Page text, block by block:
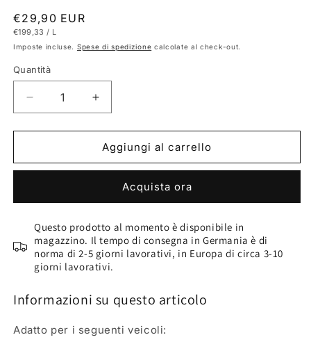
Prezzo
di
listino
€29,90 EUR
PREZZO
€199,33 / PER
L
Imposte incluse. Spese di spedizione calcolate al check-out.
Quantità
Diminuisci
quantità
per
COLOR
la
e
per
l’abitacolo
ml)
Mercedes
orion
Aumenta
quantità
per
VLC-
COLOR
la
pelle
e
per
l’abitacolo
Mercedes
orion
Aggiungi al carrello
Acquista ora
Questo prodotto al momento è disponibile in
magazzino. Il tempo di consegna in Germania è di
norma di 2-5 giorni lavorativi, in Europa di circa 3-10
giorni lavorativi.
Informazioni su questo articolo
Adatto per i seguenti veicoli: